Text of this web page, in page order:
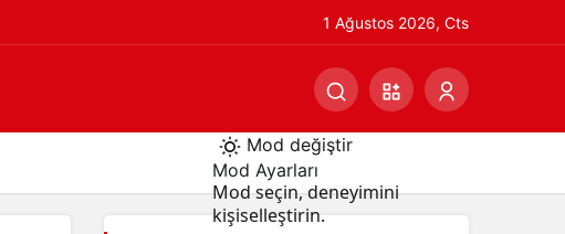
1 Ağustos 2026, Cts
Mod değiştir
Mod Ayarları
Mod seçin, deneyimini
kişiselleştirin.